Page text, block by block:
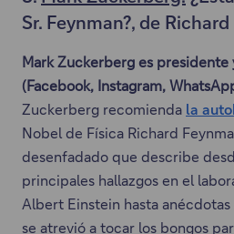
a
a
.
n
u
n
a
n
a
a
e
s
e
a
b
r
i
r
Sr. Feynman?, de
Mark Zuckerberg es presidente
(Facebook, Instagram,
Zuckerberg recomienda la
E
s
t
e
e
Nobel de Física Richard
desenfadado que describe
principales hallazgos en el
Albert Einstein hasta
se atrevió a tocar los bongos